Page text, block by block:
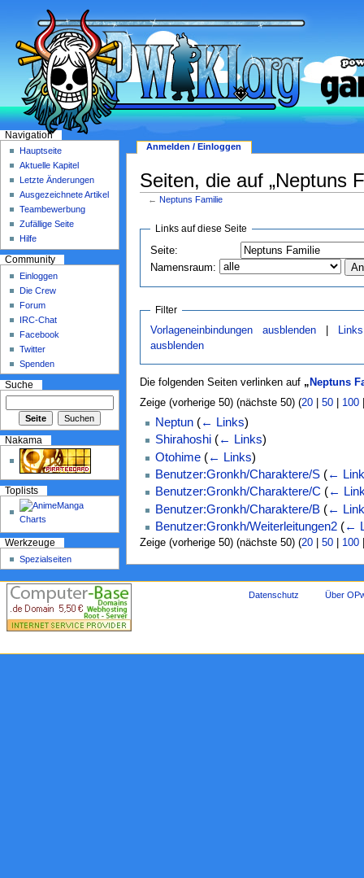
Seiten, die auf „Neptuns
← Neptuns Familie
Links auf diese Seite
Seite:
Namensraum:
Filter
Vorlageneinbindungen ausblenden
ausblenden
Die folgenden Seiten verlinken auf „ Neptuns
Zeige (vorherige 50) (nächste 50) (20| 50| 100
Neptun (← Links)
Shirahoshi (← Links)
Otohime (← Links)
Benutzer:Gronkh/Charaktere/S (←
Benutzer:Gronkh/Charaktere/C (←
Benutzer:Gronkh/Charaktere/B (←
Benutzer:Gronkh/Weiterleitungen2 (←
Zeige (vorherige 50) (nächste 50) (20| 50| 100
Anmelden / Einloggen
Navigation
Hauptseite
Aktuelle Kapitel
Letzte Änderungen
Ausgezeichnete Artikel
Teambewerbung
Zufällige Seite
Hilfe
Community
Einloggen
Die Crew
Forum
IRC-Chat
Facebook
Twitter
Spenden
Suche
Nakama
Toplists
Werkzeuge
Spezialseiten
Datenschutz Über